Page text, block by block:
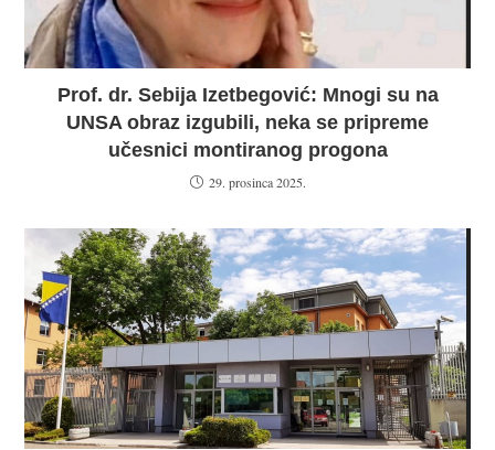
Prof. dr. Sebija Izetbegović: Mnogi su na
UNSA obraz izgubili, neka se pripreme
učesnici montiranog progona
29. prosinca 2025.